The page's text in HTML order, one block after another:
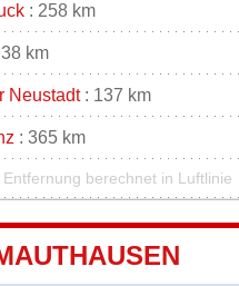
: 258 km
km
Neustadt: 137 km
: 365 km
Entfernung berechnet in Luftlinie